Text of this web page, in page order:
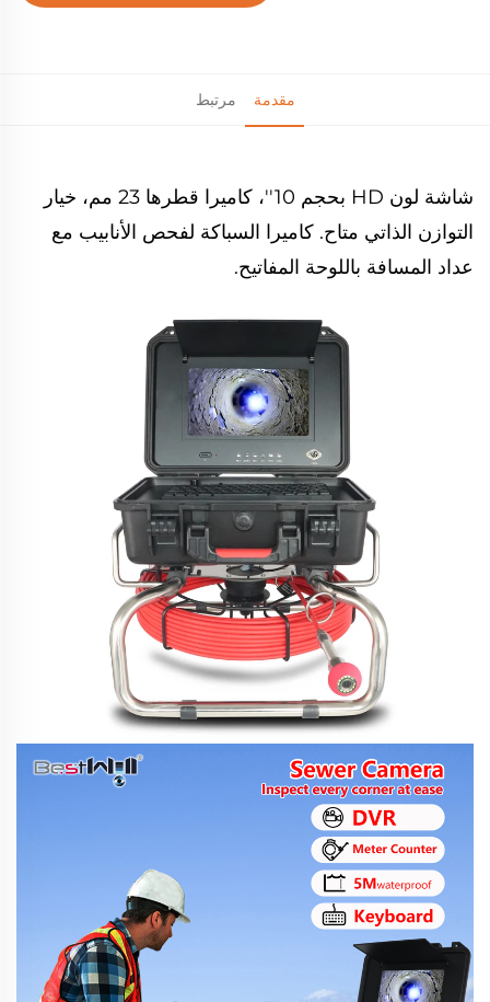
مقدمة مرتبط
شاشة لون HD بحجم 10''، كاميرا قطرها 23 مم، خيار
التوازن الذاتي متاح. كاميرا السباكة لفحص الأنابيب مع
عداد المسافة باللوحة المفاتيح.